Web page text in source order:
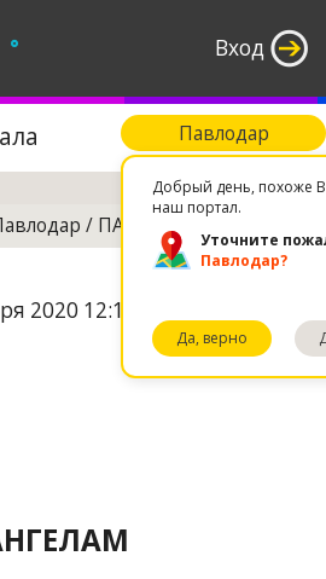
Вход
°
Павлодар
Добрый день, похоже
наш портал.
Уточните
Павлодар?
Да, верно
Поиск
/ ПАМЯТНИК АНГЕЛАМ
2020 12:15